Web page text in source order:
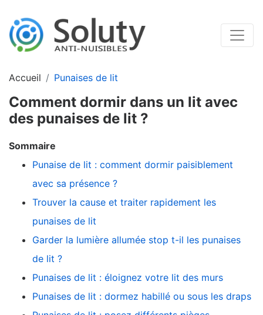
Accueil Punaises de lit
Comment dormir dans un lit avec
des punaises de lit ?
Sommaire
Punaise de lit : comment dormir paisiblement
avec sa présence ?
Trouver la cause et traiter rapidement les
punaises de lit
Garder la lumière allumée stop t-il les punaises
de lit ?
Punaises de lit : éloignez votre lit des murs
Punaises de lit : dormez habillé ou sous les draps